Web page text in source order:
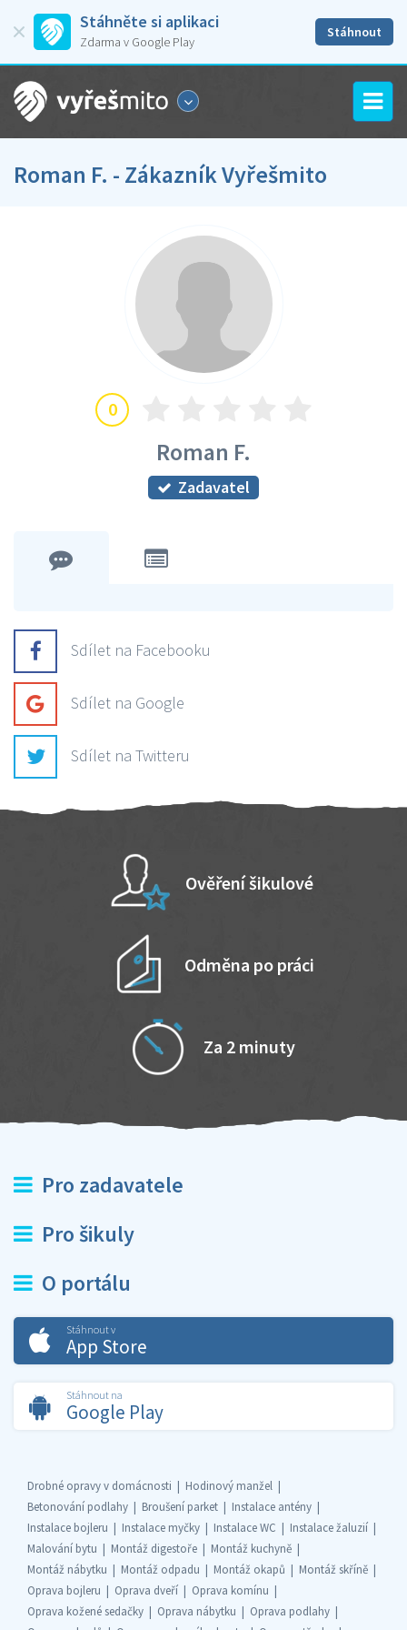
Stáhněte si aplikaci
Zdarma v Google Play
Stáhnout
Roman F. - Zákazník Vyřešmito
0
Roman F.
Zadavatel
Sdílet na Facebooku
Sdílet na Google
Sdílet na Twitteru
Ověření šikulové
Odměna po práci
Za 2 minuty
Pro zadavatele
Pro šikuly
O portálu
Stáhnout v
App Store
Stáhnout na
Google Play
Drobné opravy v domácnosti
Hodinový manžel
Betonování podlahy
Broušení parket
Instalace antény
Instalace bojleru
Instalace myčky Instalace WC
Instalace žaluzií
Malování bytu
Montáž digestoře
Montáž kuchyně
Montáž nábytku
Montáž odpadu Montáž okapů
Montáž skříně
Oprava bojleru
Oprava dveří
Oprava komínu
Oprava kožené sedačky
Oprava nábytku
Oprava podlahy